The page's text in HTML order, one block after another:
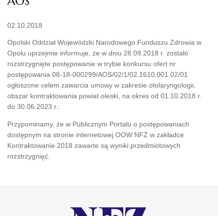
02.10.2018
Opolski Oddział Wojewódzki Narodowego Funduszu Zdrowia w
Opolu uprzejmie informuje, że w dniu 28.09.2018 r. zostało
rozstrzygnięte postępowanie w trybie konkursu ofert nr
postępowania 08-18-000299/AOS/02/1/02.1610.001.02/01
ogłoszone celem zawarcia umowy w zakresie otolaryngologii,
obszar kontraktowania powiat oleski, na okres od 01.10.2018 r.
do 30.06.2023 r.:
Przypominamy, że w Publicznym Portalu o postępowaniach
dostępnym na stronie internetowej OOW NFZ w zakładce
Kontraktowanie 2018 zawarte są wyniki przedmiotowych
rozstrzygnięć.